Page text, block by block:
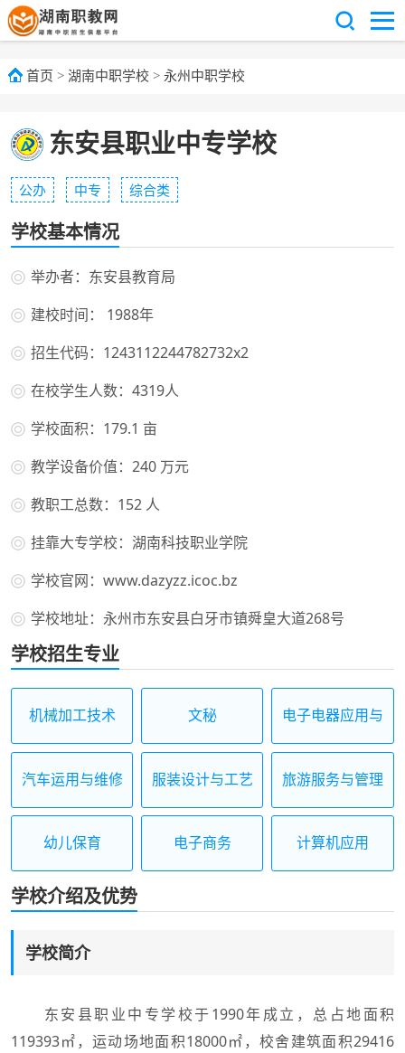
首页 > 湖南中职学校 > 永州中职学校
东安县职业中专学校
公办 中专 综合类
学校基本情况
举办者：东安县教育局
建校时间： 1988年
招生代码：1243112244782732x2
在校学生人数：4319人
学校面积：179.1 亩
教学设备价值：240 万元
教职工总数：152 人
挂靠大专学校：湖南科技职业学院
学校官网：www.dazyzz.icoc.bz
学校地址：永州市东安县白牙市镇舜皇大道268号
学校招生专业
机械加工技术 文秘
电子电器应用与
汽车运用与维修 服装设计与工艺 旅游服务与管理
幼儿保育 电子商务 计算机应用
学校介绍及优势
学校简介
东安县职业中专学校于1990年成立，总占地面积
119393㎡，运动场地面积18000㎡，校舍建筑面积29416